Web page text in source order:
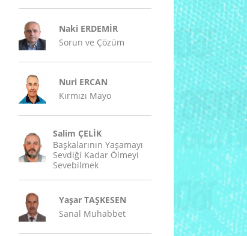
Naki ERDEMİR
Sorun ve Çözüm
Nuri ERCAN
Kırmızı Mayo
Salim ÇELİK
Başkalarının Yaşamayı
Sevdiği Kadar Ölmeyi
Sevebilmek
Yaşar TAŞKESEN
Sanal Muhabbet